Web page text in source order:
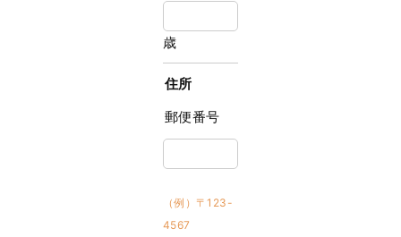
歳
住所
郵便番号
（例）〒123-
4567